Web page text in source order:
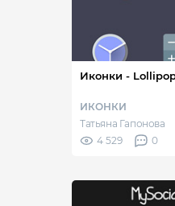
Иконки -
ИКОНКИ
Татьяна Гапонова
4 529
0